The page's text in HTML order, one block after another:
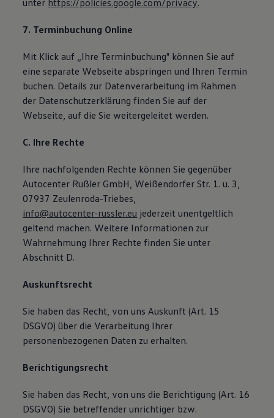
unter https://policies.google.com/privacy.
7. Terminbuchung Online
Mit Klick auf „Ihre Terminbuchung" können Sie auf
eine separate Webseite abspringen und Ihren Termin
buchen. Details zur Datenverarbeitung im Rahmen
der Datenschutzerklärung finden Sie auf der
Webseite, auf die Sie weitergeleitet werden.
C. Ihre Rechte
Ihre nachfolgenden Rechte können Sie gegenüber
Autocenter Rußler GmbH, Weißendorfer Str. 1. u. 3,
07937 Zeulenroda-Triebes,
info@autocenter-russler.eu jederzeit unentgeltlich
geltend machen. Weitere Informationen zur
Wahrnehmung Ihrer Rechte finden Sie unter
Abschnitt D.
Auskunftsrecht
Sie haben das Recht, von uns Auskunft (Art. 15
DSGVO) über die Verarbeitung Ihrer
personenbezogenen Daten zu erhalten.
Berichtigungsrecht
Sie haben das Recht, von uns die Berichtigung (Art. 16
DSGVO) Sie betreffender unrichtiger bzw.